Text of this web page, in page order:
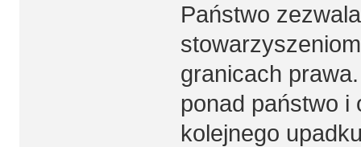
Państwo
granicach
ponad państwo i
kolejnego